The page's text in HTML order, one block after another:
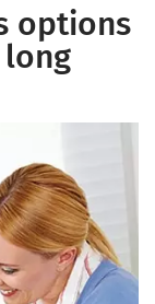
options
long